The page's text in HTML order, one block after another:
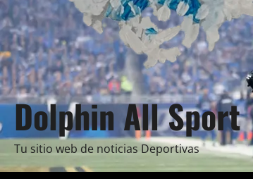
Dolphin All Sport
Tu sitio web de noticias Deportivas